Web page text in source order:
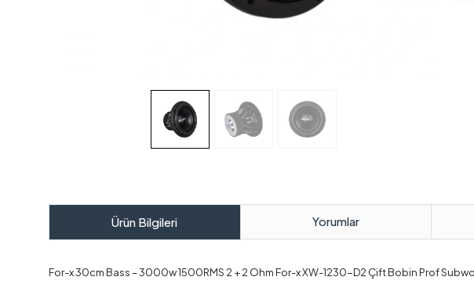
Ürün Bilgileri Yorumlar
For-x 30cm Bass – 3000w 1500RMS 2 + 2 Ohm For-x XW-1230-D2 Çift Bobin Prof